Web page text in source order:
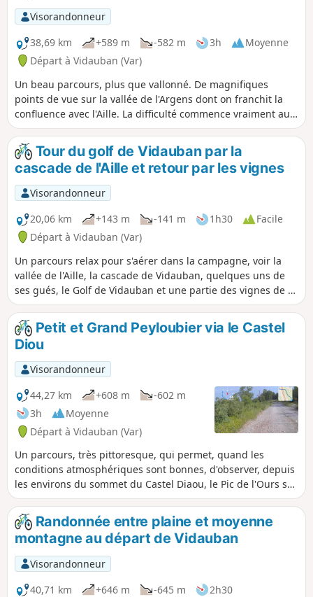
Visorandonneur
38,69 km
+589 m -582 m 3h
Moyenne
Départ à Vidauban (Var)
Un beau parcours, plus que vallonné. De magnifiques
points de vue sur la vallée de l'Argens dont on franchit la
confluence avec l'Aille. La difficulté commence vraiment au
seizième kilomètre pour atteindre presque le sommet du
Vinaigrier. On alterne entre le goudron, les chemins de
terre, avec ou sans ornière suivant la saison, les pistes
caillouteuses présentant plus ou moins de racines. En
résumé, un parcours exigeant et attrayant.
Tour du golf de Vidauban par la
cascade de l'Aille et retour par les vignes
Visorandonneur
20,06 km
+143 m -141 m 1h30
Facile
Départ à Vidauban (Var)
Un parcours relax pour s'aérer dans la campagne, voir la
vallée de l'Aille, la cascade de Vidauban, quelques uns de
ses gués, le Golf de Vidauban et une partie des vignes de ce
village.
Petit et Grand Peyloubier via le Castel
Diou
Visorandonneur
44,27 km
+608 m
-602 m
3h
Moyenne
Départ à Vidauban (Var)
Un parcours, très pittoresque, qui permet, quand les
conditions atmosphériques sont bonnes, d'observer, depuis
les environs du sommet du Castel Diaou, le Pic de l'Ours sur
l'Estelle d'un côté, et Notre-Dames des Anges sur les
Maures. On traverse une multitudes de paysages différents
dans les bois, les vallées, les crêtes. On suit l'Argens, l'Aille,
et on les traverse après, ou bien avant, de les avoir
surplombées.
Randonnée entre plaine et moyenne
montagne au départ de Vidauban
Visorandonneur
40,71 km
+646 m -645 m
2h30